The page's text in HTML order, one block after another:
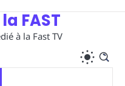
FAST
à la Fast TV